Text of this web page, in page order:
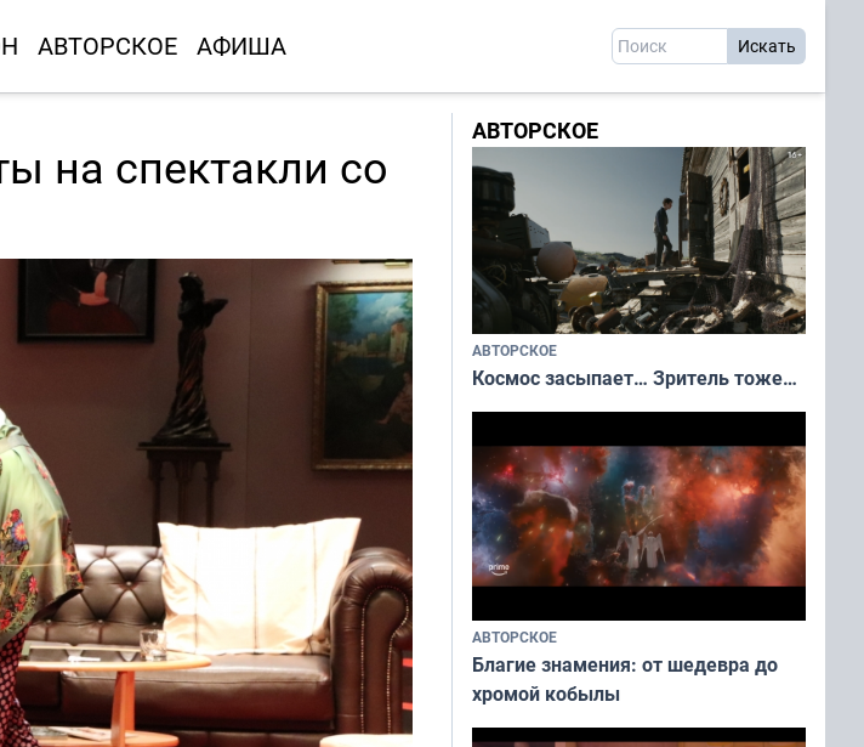
АВТОРСКОЕ АФИША
на спектакли со
АВТОРСКОЕ
АВТОРСКОЕ
Космос засыпает… Зритель тоже…
АВТОРСКОЕ
Благие знамения: от шедевра до
хромой кобылы